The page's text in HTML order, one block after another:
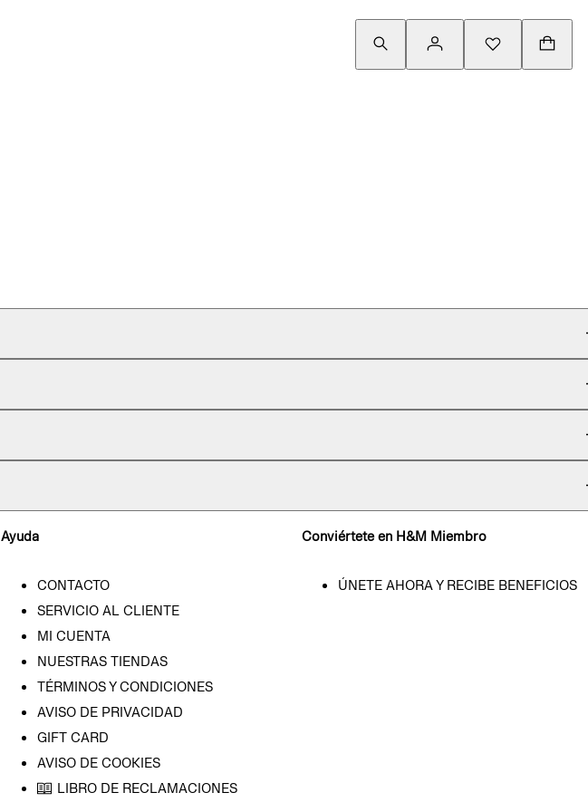
Ayuda
CONTACTO
SERVICIO AL CLIENTE
MI CUENTA
NUESTRAS TIENDAS
TÉRMINOS Y CONDICIONES
AVISO DE PRIVACIDAD
GIFT CARD
AVISO DE COOKIES
LIBRO DE RECLAMACIONES
Conviértete en H&M Miembro
ÚNETE AHORA Y RECIBE BENEFICIOS